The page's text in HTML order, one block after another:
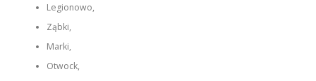
Legionowo,
Ząbki,
Marki,
Otwock,